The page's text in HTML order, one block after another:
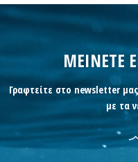
ΜΕΙΝΕΤΕ
Γραφτείτε στο newsletter
με τα